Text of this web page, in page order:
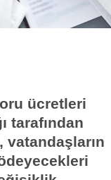
ücretleri
tarafından